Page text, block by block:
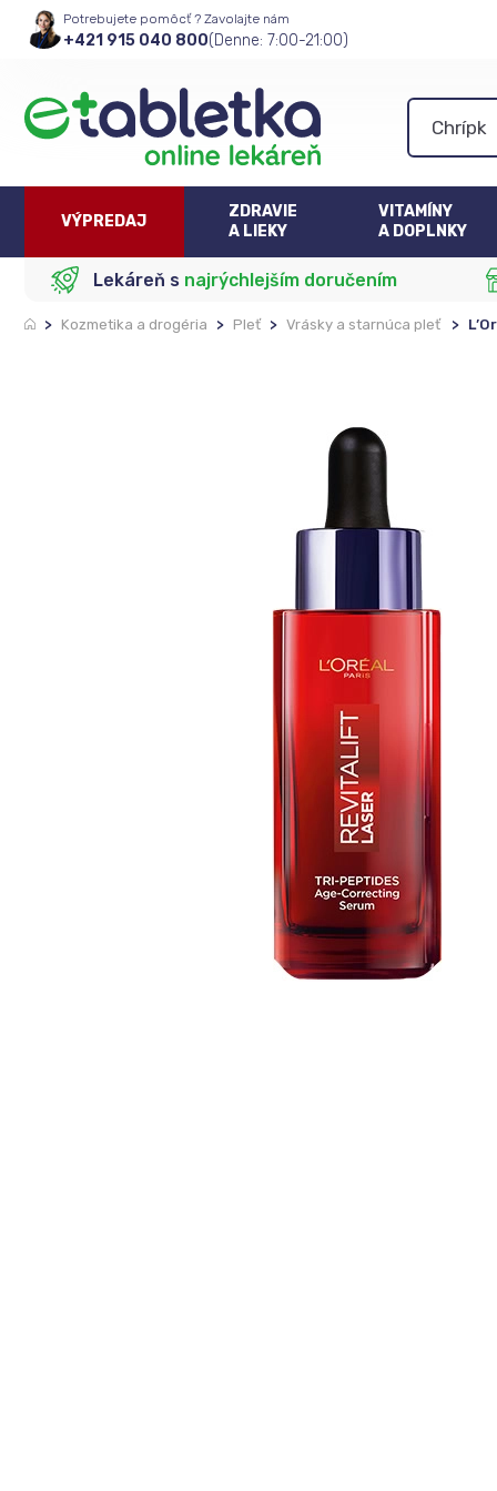
Potrebujete pomôcť ? Zavolajte nám
+421 915 040 800(Denne: 7:00-21:00)
VÝPREDAJ
ZDRAVIE
A LIEKY
VITAMÍNY
A DOPLNKY
Lekáreň s najrýchlejším doručením
> Kozmetika a drogéria > Pleť > Vrásky a starnúca pleť >